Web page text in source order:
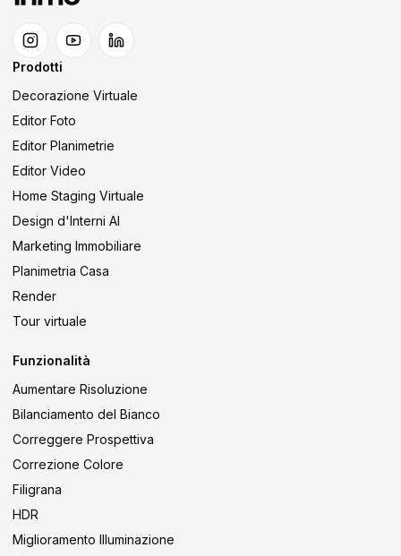
Prodotti
Decorazione Virtuale
Editor Foto
Editor Planimetrie
Editor Video
Home Staging Virtuale
Design d'Interni AI
Marketing Immobiliare
Planimetria Casa
Render
Tour virtuale
Funzionalità
Aumentare Risoluzione
Bilanciamento del Bianco
Correggere Prospettiva
Correzione Colore
Filigrana
HDR
Miglioramento Illuminazione